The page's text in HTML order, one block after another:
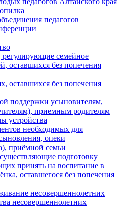
педагогов
семейное
оставшихся без попечения
оставшихся без попечения
поддержки усыновителям,
приемным родителям
устройства
необходимых для
опеки
приёмной семьи
подготовку
принять на воспитание в
оставшегося без попечения
несовершеннолетних
несовершеннолетних